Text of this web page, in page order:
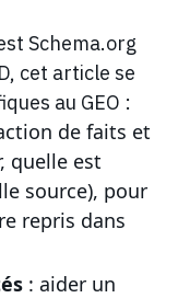
Schema.org
cet article se
au GEO :
de faits et
quelle est
source), pour
repris dans
: aider un